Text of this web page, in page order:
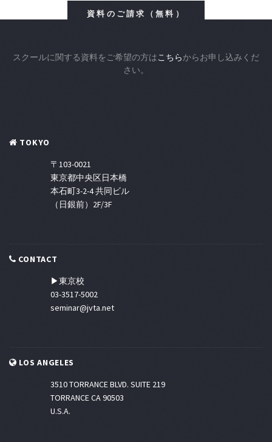
資料のご請求（無料）
スクールに関する資料をご希望の方はこちらからお申し込みくだ
さい。
TOKYO
〒103-0021
東京都中央区日本橋
本石町3-2-4 共同ビル
（日銀前）2F/3F
CONTACT
▶東京校
03-3517-5002
seminar@jvta.net
LOS ANGELES
3510 TORRANCE BLVD. SUITE 219
TORRANCE CA 90503
U.S.A.